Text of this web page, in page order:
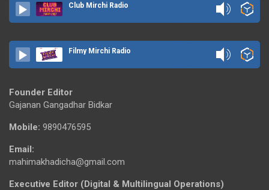
Club Mirchi Radio
Filmy Mirchi Radio
Founder Editor
Gajanan Gangadhar Bidkar
Mobile: 9890476595
Email:
mahimakhadicha@gmail.com
Executive Editor (Digital & Multilingual Operations)